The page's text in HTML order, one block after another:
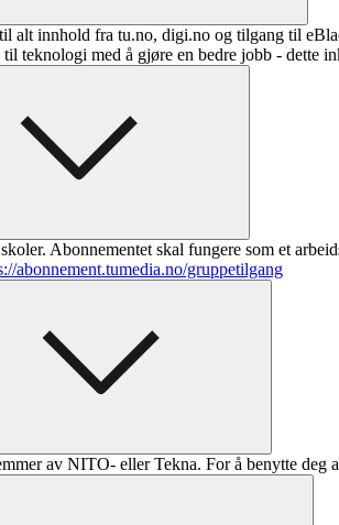
alt innhold fra tu.no, digi.no og tilgang til
teknologi med å gjøre en bedre jobb - dette
Abonnementet skal fungere som et
abonnement.tumedia.no/gruppetilgang
av NITO- eller Tekna. For å benytte